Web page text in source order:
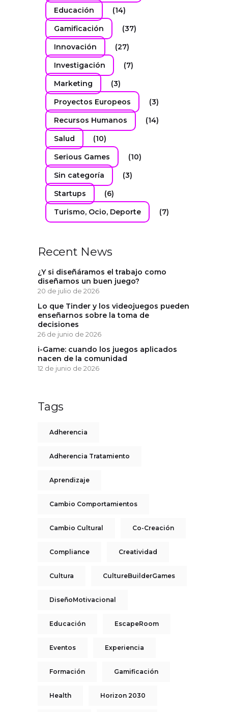
Educación
(14)
Gamificación
(37)
Innovación
(27)
Investigación
(7)
Marketing
(3)
Proyectos Europeos
(3)
Recursos Humanos
(14)
Salud
(10)
Serious Games
(10)
Sin categoría
(3)
Startups
(6)
Turismo, Ocio, Deporte
(7)
Recent News
¿Y si diseñáramos el trabajo como
diseñamos un buen juego?
20 de julio de 2026
Lo que Tinder y los videojuegos pueden
enseñarnos sobre la toma de
decisiones
26 de junio de 2026
i-Game: cuando los juegos aplicados
nacen de la comunidad
12 de junio de 2026
Tags
Adherencia
Adherencia Tratamiento
Aprendizaje
Cambio Comportamientos
Cambio Cultural Co-Creación
Compliance Creatividad
Cultura CultureBuilderGames
DiseñoMotivacional
Educación EscapeRoom
Eventos Experiencia
Formación Gamificación
Health Horizon 2030